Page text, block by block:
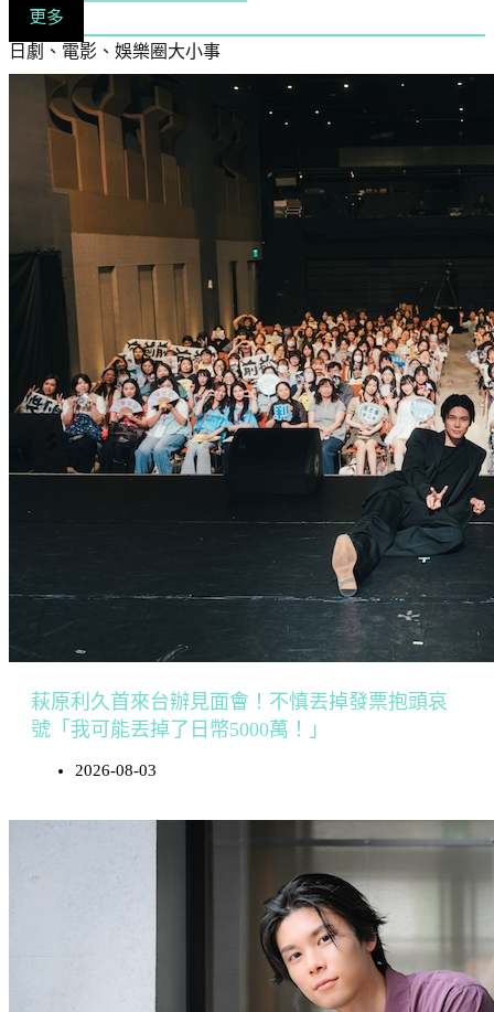
更多
日劇、電影、娛樂圈大小事
萩原利久首來台辦見面會！不慎丟掉發票抱頭哀
號「我可能丟掉了日幣5000萬！」
2026-08-03